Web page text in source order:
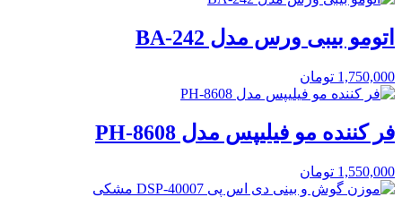
اتومو بیبی ورس مدل BA-242
1,750,000 تومان
فر کننده مو فیلیپس مدل PH-8608
1,550,000 تومان